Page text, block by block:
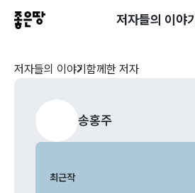
저자들의 이야기
저자들의 이야기 함께한 저자
송홍주
최근작